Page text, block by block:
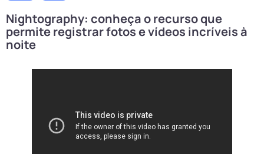
Nightography: conheça o recurso que
permite registrar fotos e vídeos incríveis à
noite